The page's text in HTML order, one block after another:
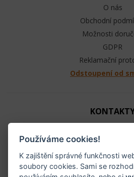
O nás
Obchodní
Možnosti
GDPR
Reklamační
Odstoupení od
+420 603 104
info@raj-
IČ: 61655066, DIČ: CZ
Používáme cookies!
K zajištění správné funkčnosti
soubory cookies. Sami se